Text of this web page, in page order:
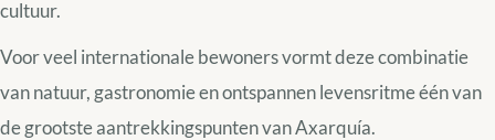
cultuur.
Voor veel internationale bewoners vormt deze combinatie
van natuur, gastronomie en ontspannen levensritme één van
de grootste aantrekkingspunten van Axarquía.